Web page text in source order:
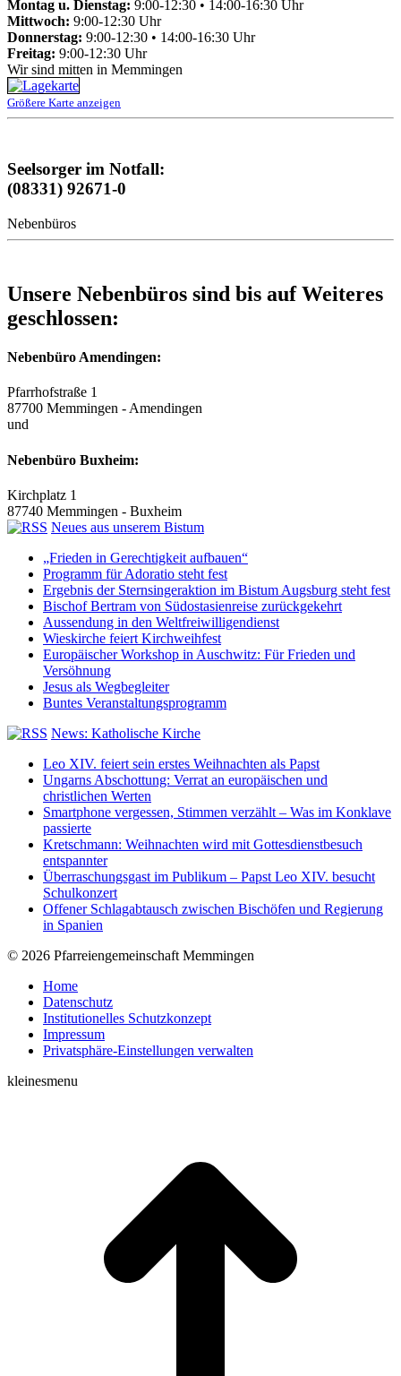
Montag u. Dienstag: 9:00-12:30 • 14:00-16:30 Uhr
Mittwoch: 9:00-12:30 Uhr
Donnerstag: 9:00-12:30 • 14:00-16:30 Uhr
Freitag: 9:00-12:30 Uhr
Wir sind mitten in Memmingen
Größere Karte anzeigen
Seelsorger im Notfall:
(08331) 92671-0
Nebenbüros
Unsere Nebenbüros sind bis auf Weiteres
geschlossen:
Nebenbüro Amendingen:
Pfarrhofstraße 1
87700 Memmingen - Amendingen
und
Nebenbüro Buxheim:
Kirchplatz 1
87740 Memmingen - Buxheim
Neues aus unserem Bistum
„Frieden in Gerechtigkeit aufbauen“
Programm für Adoratio steht fest
Ergebnis der Sternsingeraktion im Bistum Augsburg steht fest
Bischof Bertram von Südostasienreise zurückgekehrt
Aussendung in den Weltfreiwilligendienst
Wieskirche feiert Kirchweihfest
Europäischer Workshop in Auschwitz: Für Frieden und
Versöhnung
Jesus als Wegbegleiter
Buntes Veranstaltungsprogramm
News: Katholische Kirche
Leo XIV. feiert sein erstes Weihnachten als Papst
Ungarns Abschottung: Verrat an europäischen und
christlichen Werten
Smartphone vergessen, Stimmen verzählt – Was im Konklave
passierte
Kretschmann: Weihnachten wird mit Gottesdienstbesuch
entspannter
Überraschungsgast im Publikum – Papst Leo XIV. besucht
Schulkonzert
Offener Schlagabtausch zwischen Bischöfen und Regierung
in Spanien
© 2026 Pfarreiengemeinschaft Memmingen
Home
Datenschutz
Institutionelles Schutzkonzept
Impressum
Privatsphäre-Einstellungen verwalten
kleinesmenu